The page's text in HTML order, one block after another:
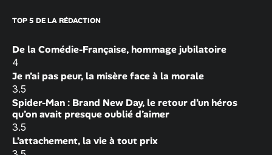
TOP 5 DE LA RÉDACTION
De la Comédie-Française, hommage jubilatoire
4
Je n’ai pas peur, la misère face à la morale
3.5
Spider-Man : Brand New Day, le retour d’un héros
qu’on avait presque oublié d’aimer
3.5
L’attachement, la vie à tout prix